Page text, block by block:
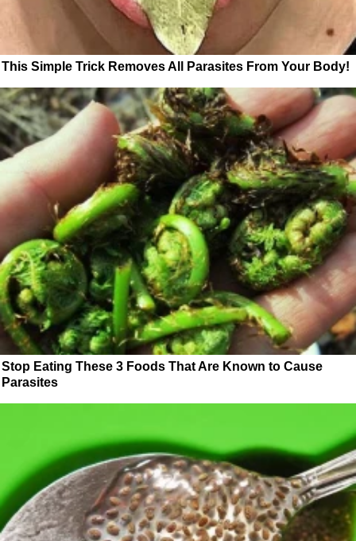
This Simple Trick Removes All Parasites From Your Body!
Stop Eating These 3 Foods That Are Known to Cause
Parasites